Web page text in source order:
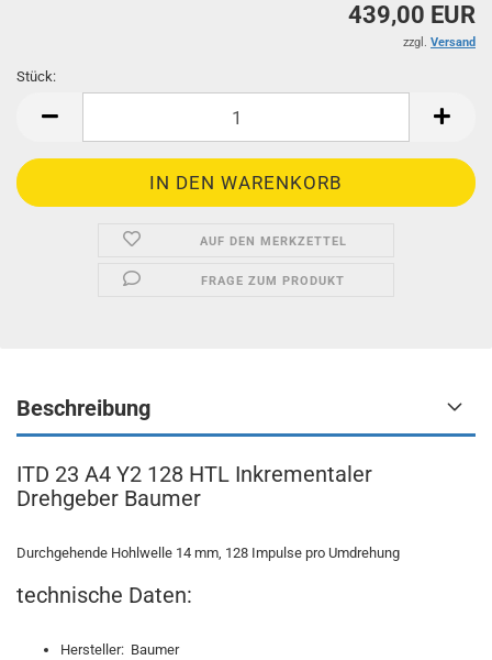
439,00 EUR
zzgl. Versand
Stück:
AUF DEN MERKZETTEL
FRAGE ZUM PRODUKT
Beschreibung
ITD 23 A4 Y2 128 HTL Inkrementaler
Drehgeber Baumer
Durchgehende Hohlwelle 14 mm, 128 Impulse pro Umdrehung
technische Daten:
Hersteller: Baumer